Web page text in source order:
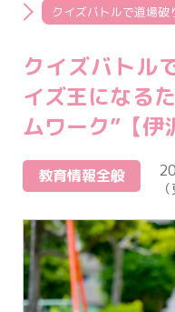
クイズバトル
イズ王になる
ムワーク”【伊
教育情報全般